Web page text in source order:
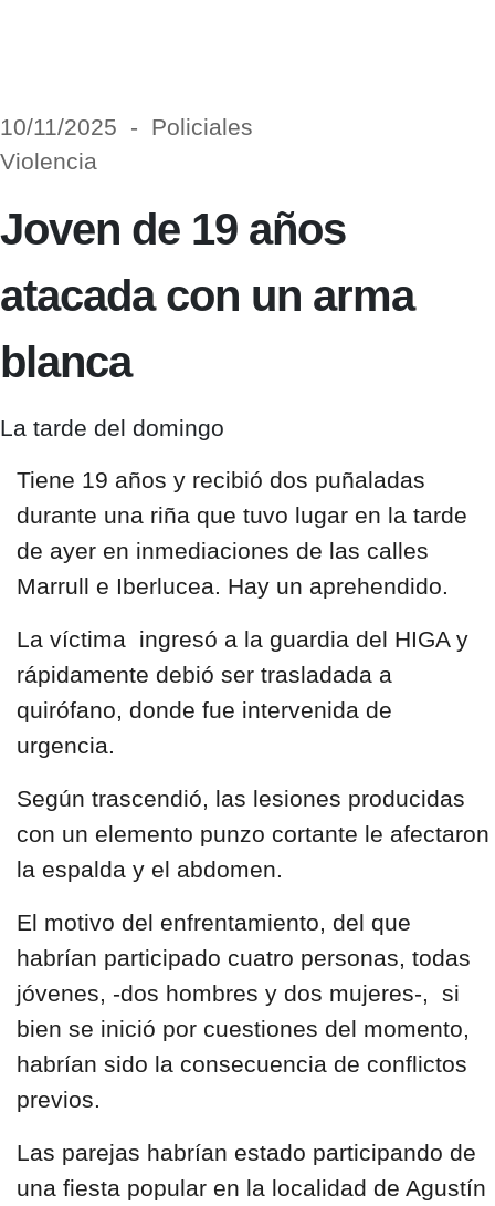
10/11/2025 - Policiales
Violencia
Joven de 19 años
atacada con un arma
blanca
La tarde del domingo
Tiene 19 años y recibió dos puñaladas
durante una riña que tuvo lugar en la tarde
de ayer en inmediaciones de las calles
Marrull e Iberlucea. Hay un aprehendido.
La víctima ingresó a la guardia del HIGA y
rápidamente debió ser trasladada a
quirófano, donde fue intervenida de
urgencia.
Según trascendió, las lesiones producidas
con un elemento punzo cortante le afectaron
la espalda y el abdomen.
El motivo del enfrentamiento, del que
habrían participado cuatro personas, todas
jóvenes, -dos hombres y dos mujeres-, si
bien se inició por cuestiones del momento,
habrían sido la consecuencia de conflictos
previos.
Las parejas habrían estado participando de
una fiesta popular en la localidad de Agustín